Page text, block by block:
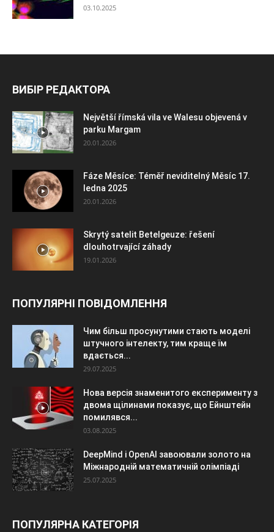
03.10.2025
ВИБІР РЕДАКТОРА
Největší římská vila ve Walesu objevená v
parku Margam
20.01.2026
Fáze Měsíce: Téměř neviditelný Měsíc 17.
ledna 2025
20.01.2026
Skrytý satelit Betelgeuze: řešení
dlouhotrvající záhady
19.01.2026
ПОПУЛЯРНІ ПОВІДОМЛЕННЯ
Чим більш просунутими стають моделі
штучного інтелекту, тим краще їм
вдається...
29.07.2025
Нова версія знаменитого експерименту з
двома щілинами показує, що Ейнштейн
помилявся...
03.08.2025
DeepMind і OpenAI завоювали золото на
Міжнародній математичній олімпіаді
25.07.2025
ПОПУЛЯРНА КАТЕГОРІЯ